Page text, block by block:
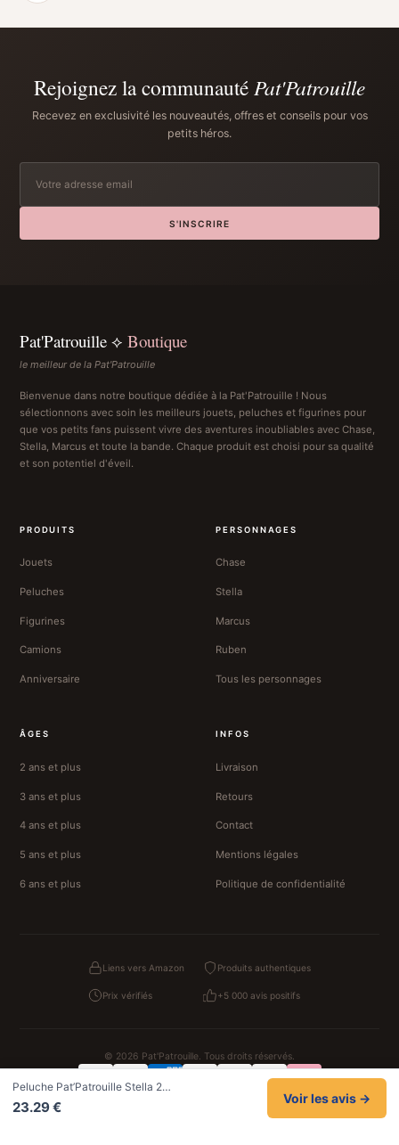
Rejoignez la communauté Pat'Patrouille
Recevez en exclusivité les nouveautés, offres et conseils pour vos
petits héros.
S'INSCRIRE
Pat'Patrouille ⟡ Boutique
le meilleur de la Pat'Patrouille
Bienvenue dans notre boutique dédiée à la Pat'Patrouille ! Nous
sélectionnons avec soin les meilleurs jouets, peluches et figurines pour
que vos petits fans puissent vivre des aventures inoubliables avec Chase,
Stella, Marcus et toute la bande. Chaque produit est choisi pour sa qualité
et son potentiel d'éveil.
PRODUITS
Jouets
Peluches
Figurines
Camions
Anniversaire
PERSONNAGES
Chase
Stella
Marcus
Ruben
Tous les personnages
ÂGES
2 ans et plus
3 ans et plus
4 ans et plus
5 ans et plus
6 ans et plus
INFOS
Livraison
Retours
Contact
Mentions légales
Politique de confidentialité
Liens vers Amazon Produits authentiques
Prix vérifiés +5 000 avis positifs
© 2026 Pat'Patrouille. Tous droits réservés.
ConfidentialitéCGV Mentions légales
Peluche Pat’Patrouille Stella 2…
23.29 €
Voir les avis →